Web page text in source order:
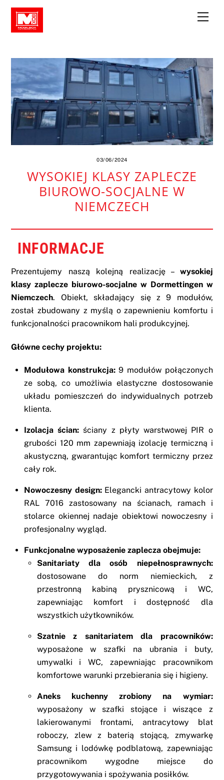
Skip
content
03/06/2024
WYSOKIEJ KLASY ZAPLECZE
BIUROWO-SOCJALNE W
NIEMCZECH
INFORMACJE
Prezentujemy naszą kolejną realizację – wysokiej
klasy zaplecze biurowo-socjalne w Dormettingen w
Niemczech. Obiekt, składający się z 9 modułów,
został zbudowany z myślą o zapewnieniu komfortu i
funkcjonalności pracownikom hali produkcyjnej.
Główne cechy projektu:
Modułowa konstrukcja:9 modułów połączonych
ze sobą, co umożliwia elastyczne dostosowanie
układu pomieszczeń do indywidualnych potrzeb
klienta.
Izolacja ścian: ściany z płyty warstwowej PIR o
grubości 120 mm zapewniają izolację termiczną i
akustyczną, gwarantując komfort termiczny przez
cały rok.
Nowoczesny design:Elegancki antracytowy kolor
RAL 7016 zastosowany na ścianach, ramach i
stolarce okiennej nadaje obiektowi nowoczesny i
profesjonalny wygląd.
Funkcjonalne wyposażenie zaplecza obejmuje:
Sanitariaty dla osób niepełnosprawnych:
dostosowane do norm niemieckich, z
przestronną kabiną prysznicową i WC,
zapewniając komfort i dostępność dla
wszystkich użytkowników.
Szatnie z sanitariatem dla pracowników:
wyposażone w szafki na ubrania i buty,
umywalki i WC, zapewniając pracownikom
komfortowe warunki przebierania się i higieny.
Aneks kuchenny zrobiony na wymiar:
wyposażony w szafki stojące i wiszące z
lakierowanymi frontami, antracytowy blat
roboczy, zlew z baterią stojącą, zmywarkę
Samsung i lodówkę podblatową, zapewniając
pracownikom wygodne miejsce do
przygotowywania i spożywania posiłków.